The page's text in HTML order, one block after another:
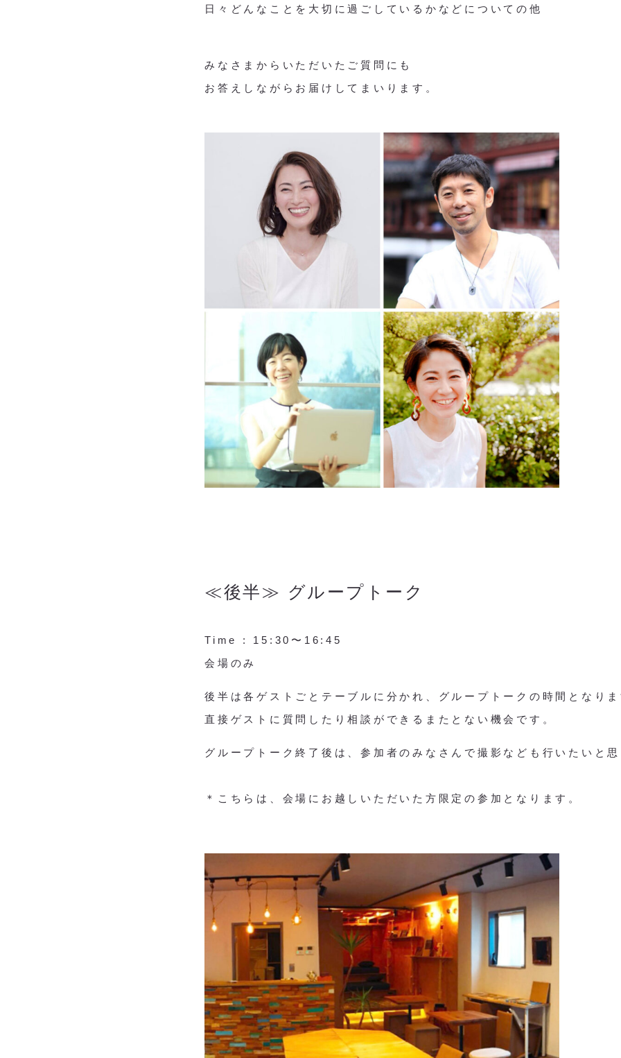
日々どんなことを大切に過ごしているかなどについての他
みなさまからいただいたご質問にも
お答えしながらお届けしてまいります。
≪後半≫ グループトーク
Time : 15:30〜16:45
会場のみ
後半は各ゲストごとテーブルに分かれ、グループトークの時間となり
直接ゲストに質問したり相談ができるまたとない機会です。
グループトーク終了後は、参加者のみなさんで撮影なども行いたいと
＊こちらは、会場にお越しいただいた方限定の参加となります。